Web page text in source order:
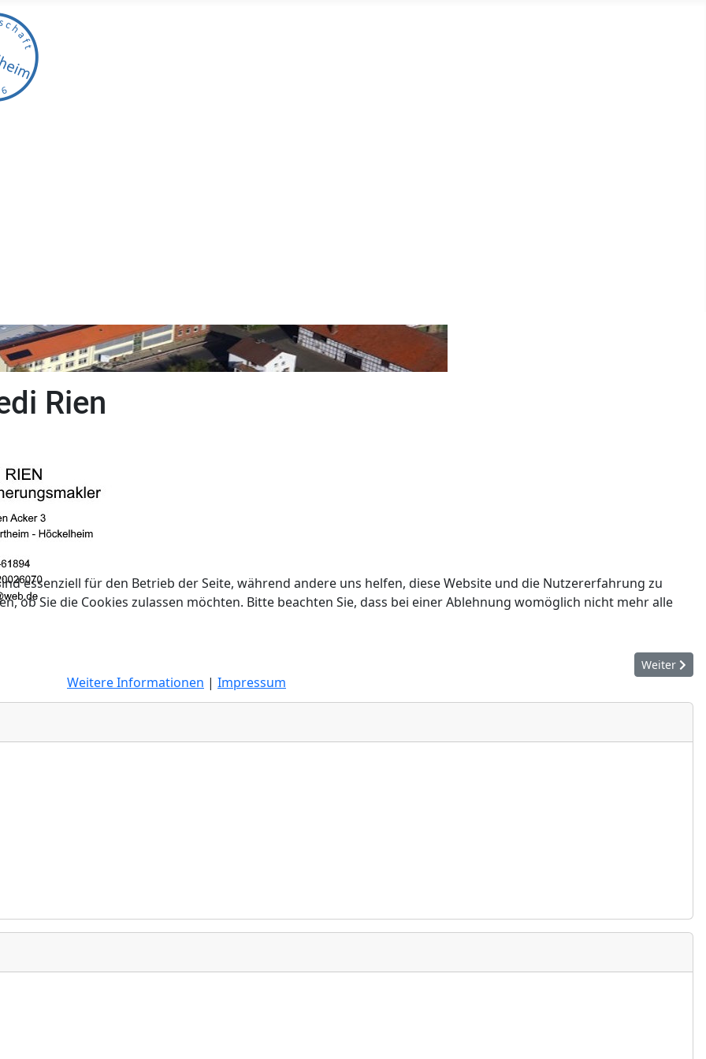
Rien
Nächster
Weiter
essenziell für den Betrieb der Seite, während andere uns helfen, diese Website und die Nutzererfahrung zu
ob Sie die Cookies zulassen möchten. Bitte beachten Sie, dass bei einer Ablehnung womöglich nicht mehr alle
Weitere Informationen | Impressum